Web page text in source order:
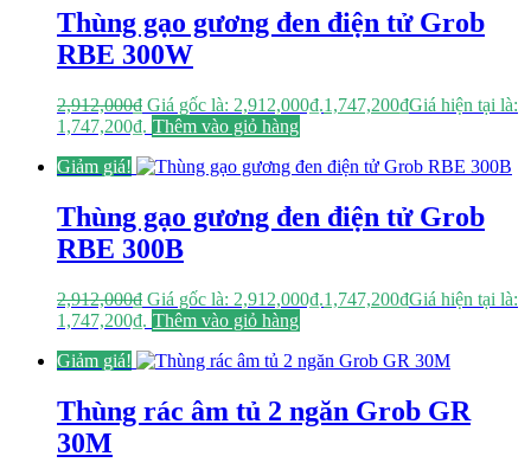
Thùng gạo gương đen điện tử Grob
RBE 300W
2,912,000₫ Giá gốc là: 2,912,000₫.1,747,200₫Giá hiện tại là:
1,747,200₫. Thêm vào giỏ hàng
Giảm giá!
Thùng gạo gương đen điện tử Grob
RBE 300B
2,912,000₫ Giá gốc là: 2,912,000₫.1,747,200₫Giá hiện tại là:
1,747,200₫. Thêm vào giỏ hàng
Giảm giá!
Thùng rác âm tủ 2 ngăn Grob GR
30M